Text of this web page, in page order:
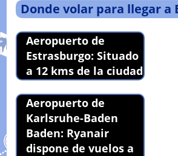
Donde volar para llegar a
Aeropuerto de
Estrasburgo: Situado
a 12 kms de la ciudad
Aeropuerto de
Karlsruhe-Baden
Baden: Ryanair
dispone de vuelos a